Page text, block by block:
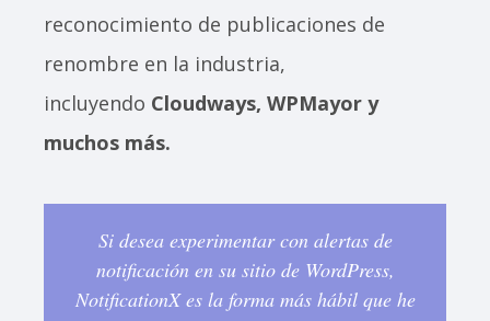
reconocimiento de publicaciones de
renombre en la industria,
incluyendo Cloudways, WPMayor y
muchos más.
Si desea experimentar con alertas de
notificación en su sitio de WordPress,
NotificationX es la forma más hábil que he